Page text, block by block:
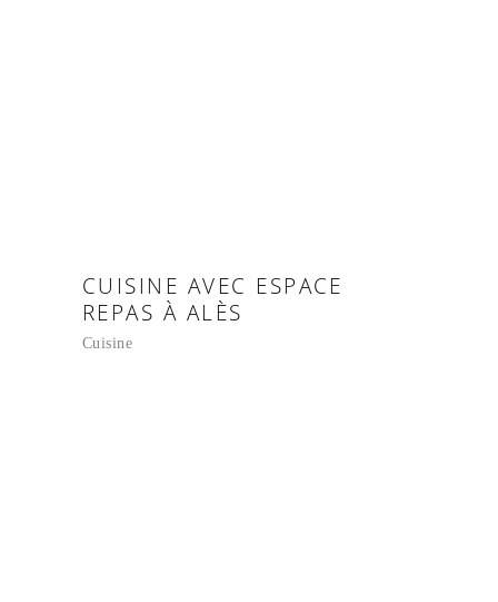
CUISINE AVEC ESPACE
REPAS À ALÈS
Cuisine